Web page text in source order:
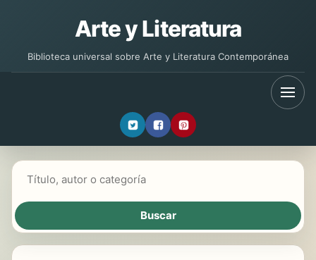
Arte y Literatura
Biblioteca universal sobre Arte y Literatura Contemporánea